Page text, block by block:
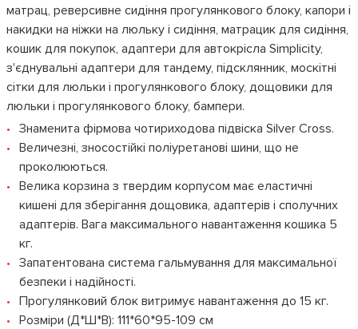
матрац, реверсивне сидіння прогулянкового блоку, капори і
накидки на ніжки на люльку і сидіння, матрацик для сидіння,
кошик для покупок, адаптери для автокрісла Simplicity,
з'єднувальні адаптери для тандему, підсклянник, москітні
сітки для люльки і прогулянкового блоку, дощовики для
люльки і прогулянкового блоку, бампери.
Знаменита фірмова чотириходова підвіска Silver Cross.
Величезні, зносостійкі поліуретанові шини, що не
проколюються.
Велика корзина з твердим корпусом має еластичні
кишені для зберігання дощовика, адаптерів і сполучних
адаптерів. Вага максимального навантаження кошика 5
кг.
Запатентована система гальмування для максимальної
безпеки і надійності.
Прогулянковий блок витримує навантаження до 15 кг.
Розміри (Д*Ш*В): 111*60*95-109 см